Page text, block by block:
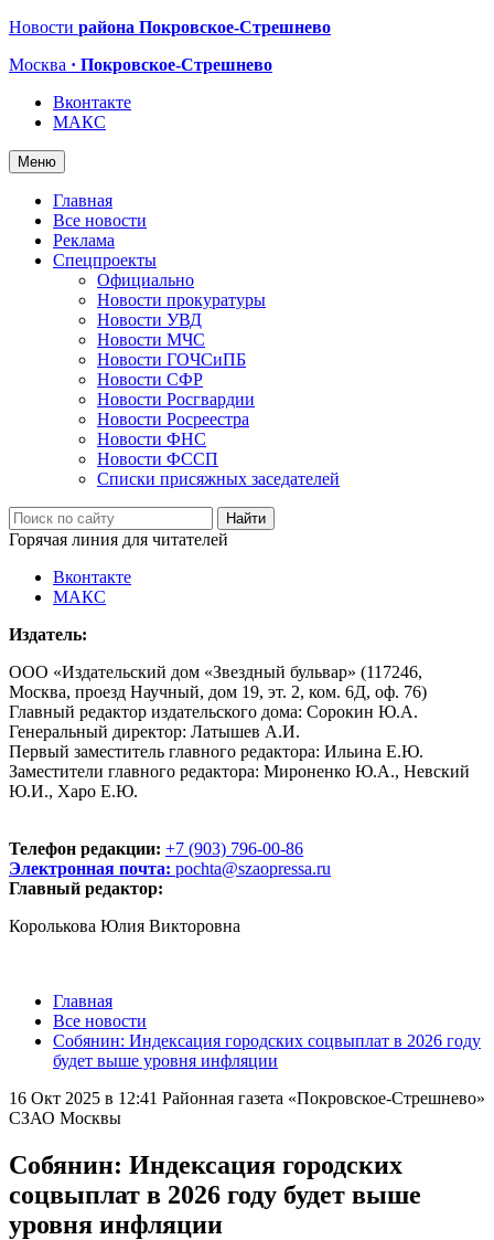
Новости района Покровское-Стрешнево
Москва · Покровское-Стрешнево
Вконтакте
МАКС
Меню
Главная
Все новости
Реклама
Спецпроекты
Официально
Новости прокуратуры
Новости УВД
Новости МЧС
Новости ГОЧСиПБ
Новости СФР
Новости Росгвардии
Новости Росреестра
Новости ФНС
Новости ФССП
Списки присяжных заседателей
Горячая линия для читателей
Вконтакте
МАКС
Издатель:
ООО «Издательский дом «Звездный бульвар» (117246,
Москва, проезд Научный, дом 19, эт. 2, ком. 6Д, оф. 76)
Главный редактор издательского дома: Сорокин Ю.А.
Генеральный директор: Латышев А.И.
Первый заместитель главного редактора: Ильина Е.Ю.
Заместители главного редактора: Мироненко Ю.А., Невский
Ю.И., Харо Е.Ю.
Телефон редакции: +7 (903) 796-00-86
Электронная почта: pochta@szaopressa.ru
Главный редактор:
Королькова Юлия Викторовна
Главная
Все новости
Собянин: Индексация городских соцвыплат в 2026 году
будет выше уровня инфляции
16 Окт 2025 в 12:41 Районная газета «Покровское-Стрешнево»
СЗАО Москвы
Собянин: Индексация городских
соцвыплат в 2026 году будет выше
уровня инфляции